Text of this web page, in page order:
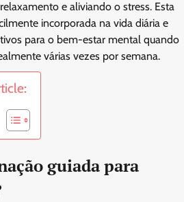
e aliviando o stress. Esta
incorporada na vida diária e
para o bem-estar mental quando
várias vezes por semana.
guiada para